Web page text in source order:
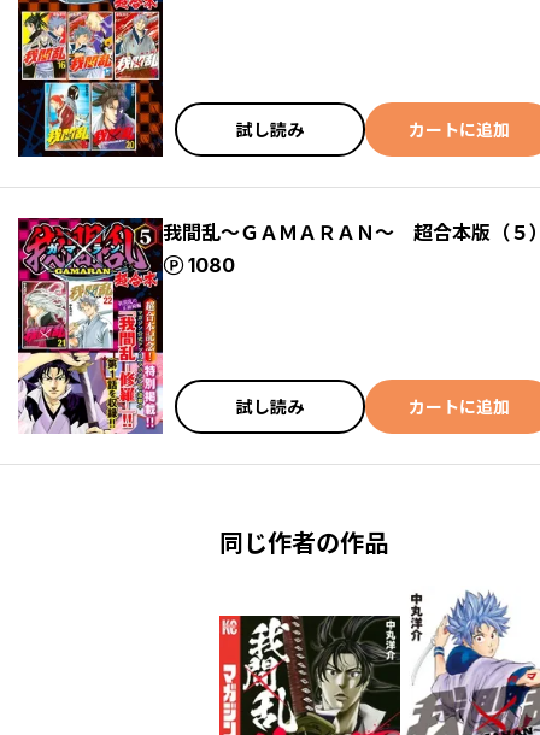
試し読み カートに追加
我間乱～ＧＡＭＡＲＡＮ～ 超合本版（５
1080
ポイント
試し読み カートに追加
同じ作者の作品